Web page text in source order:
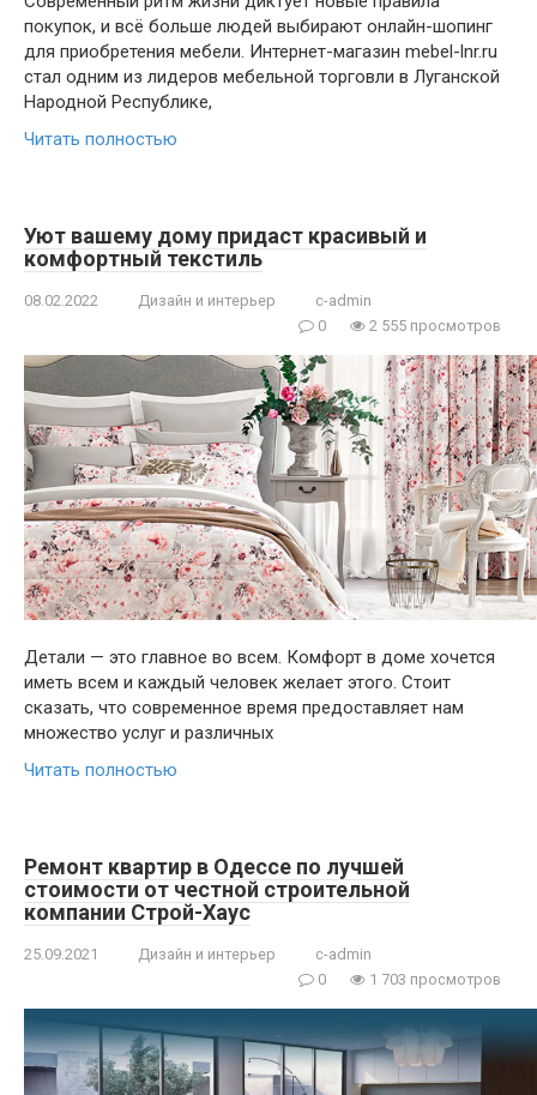
покупок, и всё больше людей выбирают онлайн-шопинг
для приобретения мебели. Интернет-магазин mebel-lnr.ru
стал одним из лидеров мебельной торговли в Луганской
Народной Республике,
Читать полностью
Уют вашему дому придаст красивый и
комфортный текстиль
08.02.2022 Дизайн и интерьер
c-admin
0
2 555 просмотров
Детали — это главное во всем. Комфорт в доме хочется
иметь всем и каждый человек желает этого. Стоит
сказать, что современное время предоставляет нам
множество услуг и различных
Читать полностью
Ремонт квартир в Одессе по лучшей
стоимости от честной строительной
компании Строй-Хаус
25.09.2021 Дизайн и интерьер
c-admin
0
1 703 просмотров